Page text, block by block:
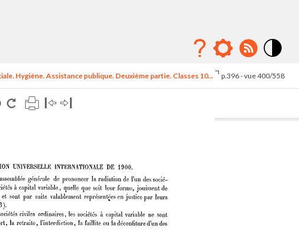
élévé
Hygiène. Assistance publique. Deuxième partie. Classes 10... p.396 - vue 400/558